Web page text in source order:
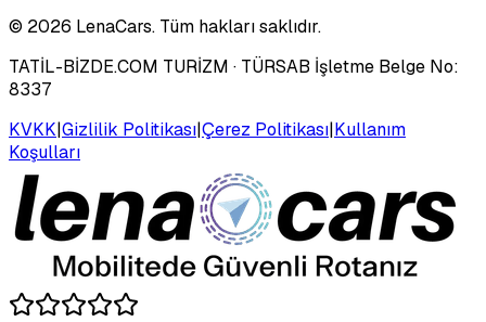
© 2026 LenaCars. Tüm hakları saklıdır.
TATİL-BİZDE.COM TURİZM · TÜRSAB İşletme Belge No:
8337
KVKK|Gizlilik Politikası|Çerez Politikası|Kullanım
Koşulları